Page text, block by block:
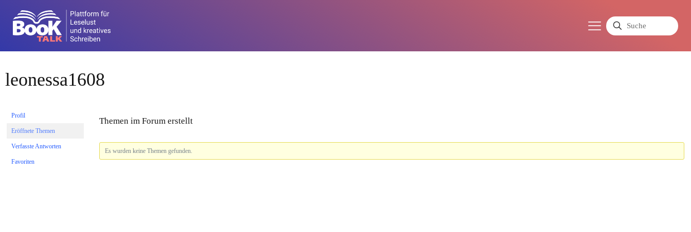
leonessa1608
Profil
Eröffnete Themen
Verfasste Antworten
Favoriten
Themen im Forum erstellt
Es wurden keine Themen gefunden.